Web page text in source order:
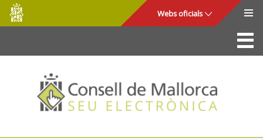
Salta al contingut principal
Consell
de
Mallorca
Webs oficials
La Seu
Consell de Mallorca
Accés i seguretat